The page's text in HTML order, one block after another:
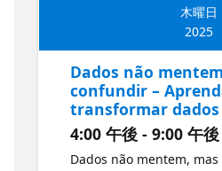
Certificações Básico de
Explorando a IA Tudo
Fabric Guia de Estudos
elevar a qualidade e
projetos em Power BI!
Power BI 🚀 Junte-se a
eventos e workshops
https://aka.ms/
carreira e decole sua
Reactor! Conectamos
desenvolvedoras,
木曜日
2025
Dados não
confundir –
transformar dados
4:00 午後 - 9:00 午後
Dados não mentem,